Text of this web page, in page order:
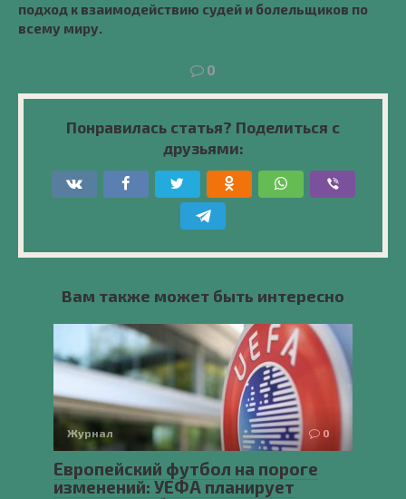
подход к взаимодействию судей и болельщиков по
всему миру.
0
Понравилась статья? Поделиться с
друзьями:
Вам также может быть интересно
Журнал 0
Европейский футбол на пороге
изменений: УЕФА планирует